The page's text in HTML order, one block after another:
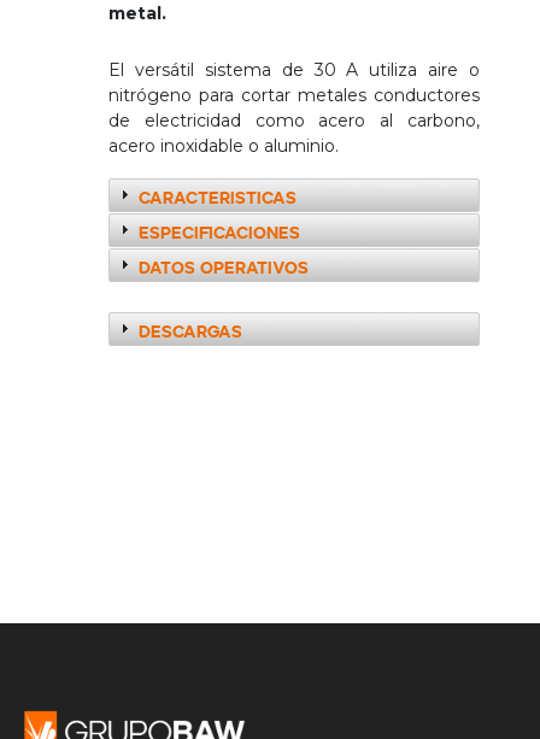
metal.
El versátil sistema de 30 A utiliza aire o
nitrógeno para cortar metales conductores
de electricidad como acero al carbono,
acero inoxidable o aluminio.
Caracteristicas
Especificaciones
Datos Operativos
Descargas